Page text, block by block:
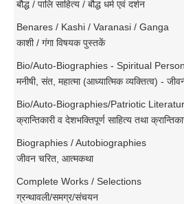
बौद्ध / पालि साहित्य / बौद्ध धर्म एवं दर्शन
Benares / Kashi / Varanasi / Ganga
काशी / गंगा विषयक पुस्तकें
Bio/Auto-Biographies - Spiritual
मनीषी, संत, महात्मा (आध्यात्मिक व्यक्तित्व) -
Bio/Auto-Biographies/Patriotic
क्रान्तिकारी व देशभक्तिपूर्ण साहित्य तथा
Biographies / Autobiographies
जीवन चरित, आत्मकथा
Complete Works / Selections
ग्रन्थावली/समग्र/संचयन